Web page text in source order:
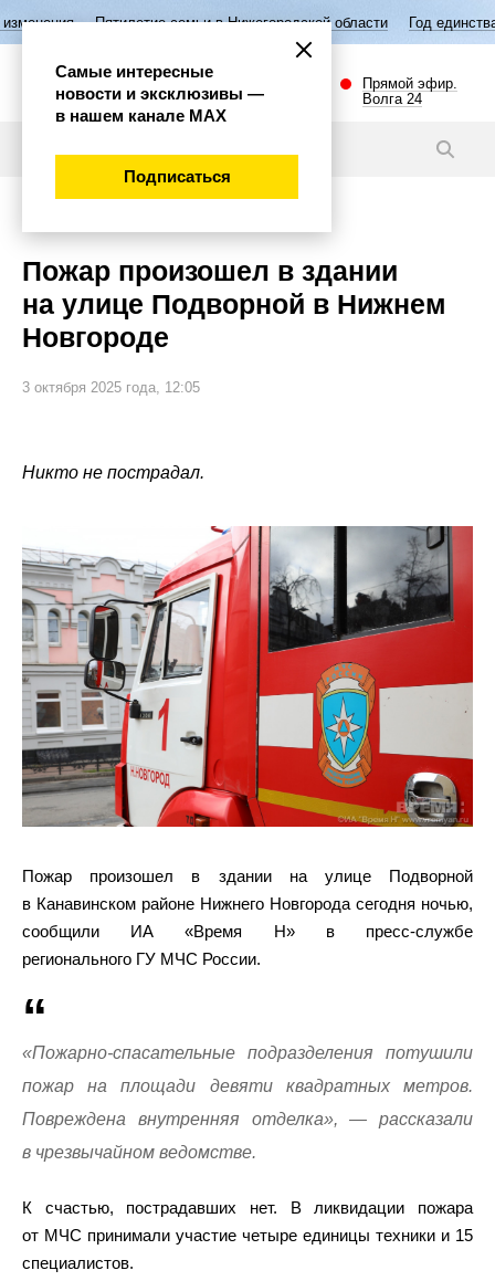
Пятилетие семьи в Нижегородской области Год единства народов
Прямой эфир.
Волга 24
Пожар произошел в здании
на улице Подворной в Нижнем
Новгороде
3 октября 2025 года, 12:05
Никто не пострадал.
Пожар произошел в здании на улице Подворной
в Канавинском районе Нижнего Новгорода сегодня ночью,
сообщили ИА «Время Н» в пресс-службе
регионального ГУ МЧС России.
«Пожарно-спасательные подразделения потушили
пожар на площади девяти квадратных метров.
Повреждена внутренняя отделка», — рассказали
в чрезвычайном ведомстве.
К счастью, пострадавших нет. В ликвидации пожара
от МЧС принимали участие четыре единицы техники и 15
специалистов.
Самые интересные
новости и эксклюзивы —
в нашем канале МАХ
Подписаться